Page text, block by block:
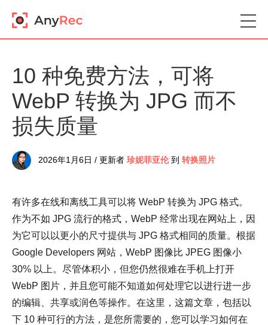
10 种免费方法，可将
WebP 转换为 JPG 而不
损失质量
2026年1月6日 / 更新者 珍妮菲亚伦到 转换照片
有许多在线和离线工具可以将 WebP 转换为 JPG 格式。
作为不如 JPG 流行的格式，WebP 经常出现在网站上，因
为它可以以更小的尺寸提供与 JPG 格式相同的质量。根据
Google Developers 网站，WebP 图像比 JPEG 图像小
30% 以上。尽管体积小，但您仍然很难在手机上打开
WebP 图片，并且您可能不知道如何处理它以进行进一步
的编辑、共享或润色等操作。在这里，这篇文章，包括以
下 10 种可行的方法，是您所需要的，您可以学习如何在